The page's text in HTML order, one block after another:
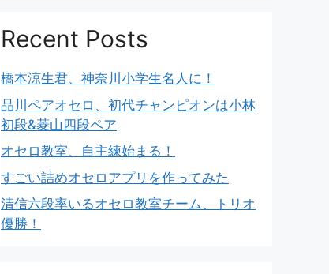
Recent Posts
橋本涼生君、神奈川小学生名人に！
品川ペアオセロ、初代チャンピオンは小林
初段&菱山四段ペア
オセロ教室、自主練始まる！
すごい詰めオセロアプリを作ってみた
清信六段率いるオセロ教室チーム、トリオ
優勝！